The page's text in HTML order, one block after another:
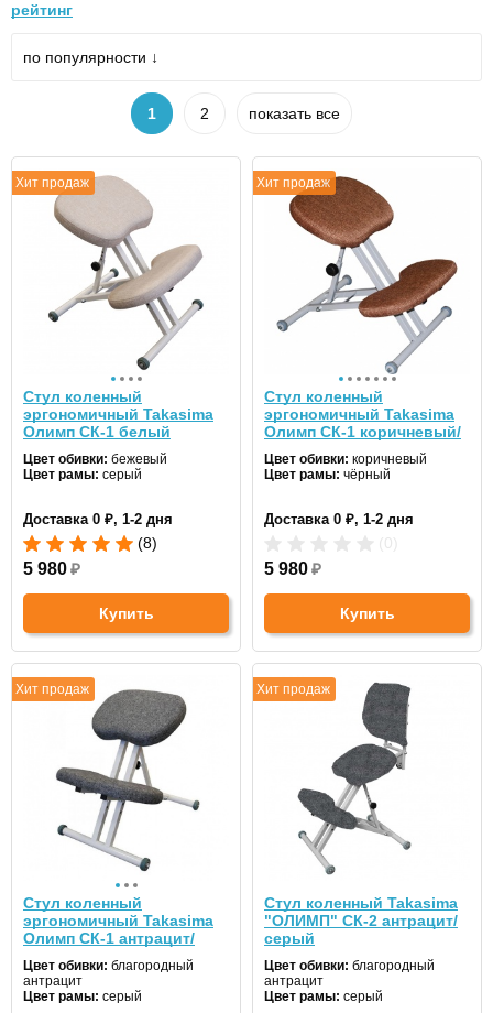
рейтинг
по популярности ↓
1 2 показать все
Хит продаж
Стул коленный
эргономичный Takasima
Олимп СК-1 белый
Цвет обивки: бежевый
Цвет рамы: серый
Доставка 0 ₽, 1-2 дня
(8)
5 980₽
Купить
Хит продаж
Стул коленный
эргономичный Takasima
Олимп СК-1 коричневый/
Цвет обивки: коричневый
Цвет рамы: чёрный
Доставка 0 ₽, 1-2 дня
5 980₽
Купить
Хит продаж
Стул коленный
эргономичный Takasima
Олимп СК-1 антрацит/
Цвет обивки: благородный
антрацит
Цвет рамы: серый
Хит продаж
Стул коленный Takasima
"ОЛИМП" СК-2 антрацит/
серый
Цвет обивки: благородный
антрацит
Цвет рамы: серый